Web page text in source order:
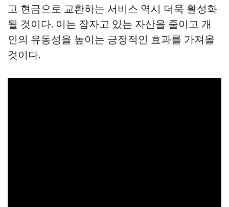
고 현금으로 교환하는 서비스 역시 더욱 활성화
될 것이다. 이는 잠자고 있는 자산을 줄이고 개
인의 유동성을 높이는 긍정적인 효과를 가져올
것이다.